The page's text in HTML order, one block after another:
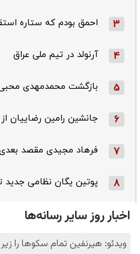
3 احمق بودم که ستاره
4 آرنولد در تیم ملی عراق
5 بازگشت محمدمهدی
6 جانشین رامین رضاییان
7 فرهاد مجیدی مقصد
8 پوتین یگان نظامی جدید